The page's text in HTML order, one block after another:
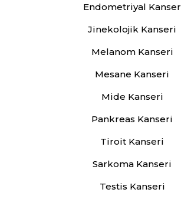
Endometriyal Kanser
Jinekolojik Kanseri
Melanom Kanseri
Mesane Kanseri
Mide Kanseri
Pankreas Kanseri
Tiroit Kanseri
Sarkoma Kanseri
Testis Kanseri